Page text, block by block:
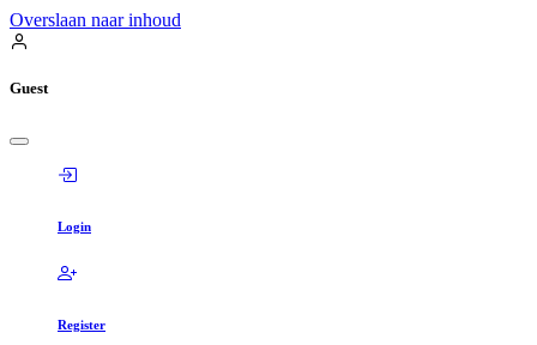
Overslaan naar inhoud
Guest
Login
Register